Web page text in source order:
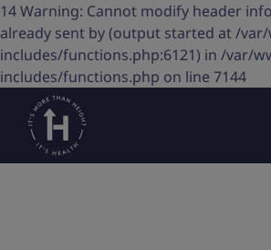
14 Warning: Cannot modify header
already sent by (output started at /
includes/functions.php:6121) in /var/
includes/functions.php on line 7144